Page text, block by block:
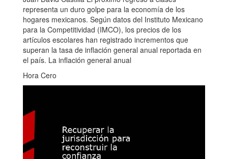
representa un duro golpe para la economía de los
hogares mexicanos. Según datos del Instituto Mexicano
para la Competitividad (IMCO), los precios de los
artículos escolares han registrado incrementos que
superan la tasa de inflación general anual reportada en
el país. La inflación general anual
Hora Cero